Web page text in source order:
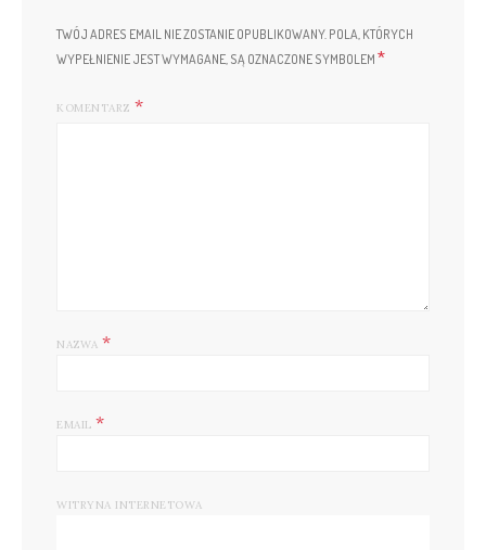
TWÓJ ADRES EMAIL NIE ZOSTANIE OPUBLIKOWANY. POLA, KTÓRYCH
WYPEŁNIENIE JEST WYMAGANE, SĄ OZNACZONE SYMBOLEM *
KOMENTARZ
NAZWA *
EMAIL *
WITRYNA INTERNETOWA